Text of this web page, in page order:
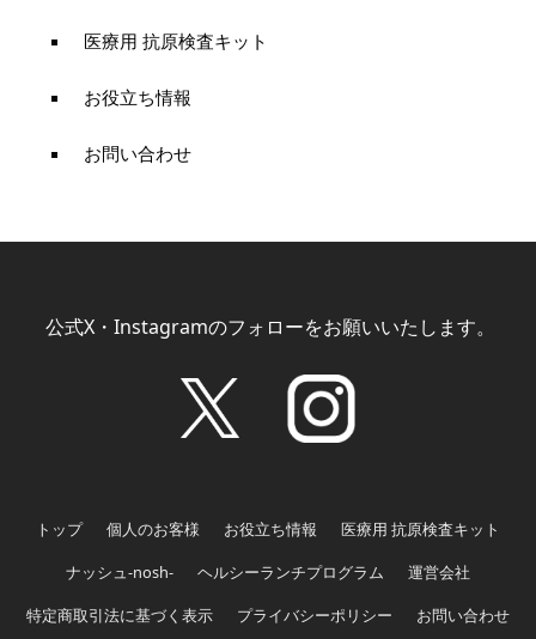
医療用 抗原検査キット
お役立ち情報
お問い合わせ
公式X・Instagramのフォローをお願いいたします。
トップ 個人のお客様 お役立ち情報
医療用 抗原検査キット
ナッシュ-nosh-
ヘルシーランチプログラム
運営会社
特定商取引法に基づく表示
プライバシーポリシー お問い合わせ